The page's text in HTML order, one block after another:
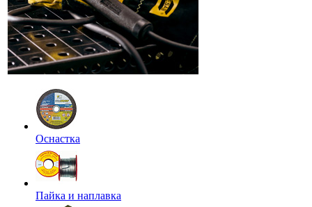
Оснастка
Пайка и наплавка